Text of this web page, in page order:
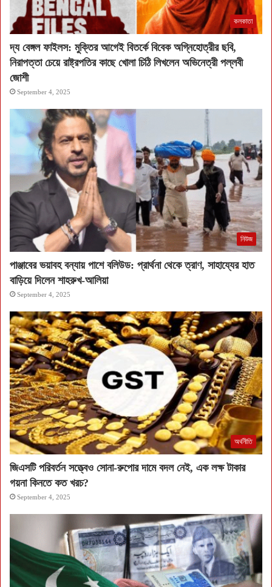
কলকাতা
দ্য বেঙ্গল ফাইলস: মুক্তির আগেই বিতর্কে বিবেক অগ্নিহোত্রীর ছবি,
নিরাপত্তা চেয়ে রাষ্ট্রপতির কাছে খোলা চিঠি লিখলেন অভিনেত্রী পল্লবী
জোশী
September 4, 2025
নিউজ
পাঞ্জাবের ভয়াবহ বন্যায় পাশে বলিউড: প্রার্থনা থেকে ত্রাণ, সাহায্যের হাত
বাড়িয়ে দিলেন শাহরুখ-আলিয়া
September 4, 2025
অর্থনীতি
জিএসটি পরিবর্তন সত্ত্বেও সোনা-রুপোর দামে বদল নেই, এক লক্ষ টাকার
গয়না কিনতে কত খরচ?
September 4, 2025